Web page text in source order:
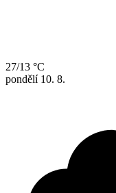
27/13 °C
pondělí 10. 8.